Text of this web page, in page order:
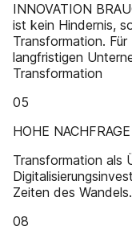
INNOVATION
ist kein Hindernis,
Transformation.
langfristigen
Transformation
05
HOHE
Transformation als
Zeiten des Wandels.
08